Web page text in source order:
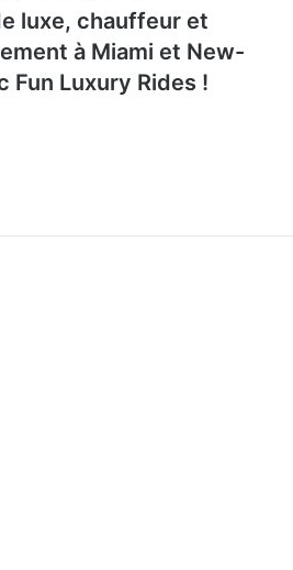
luxe, chauffeur et
à Miami et New-
Fun Luxury Rides !